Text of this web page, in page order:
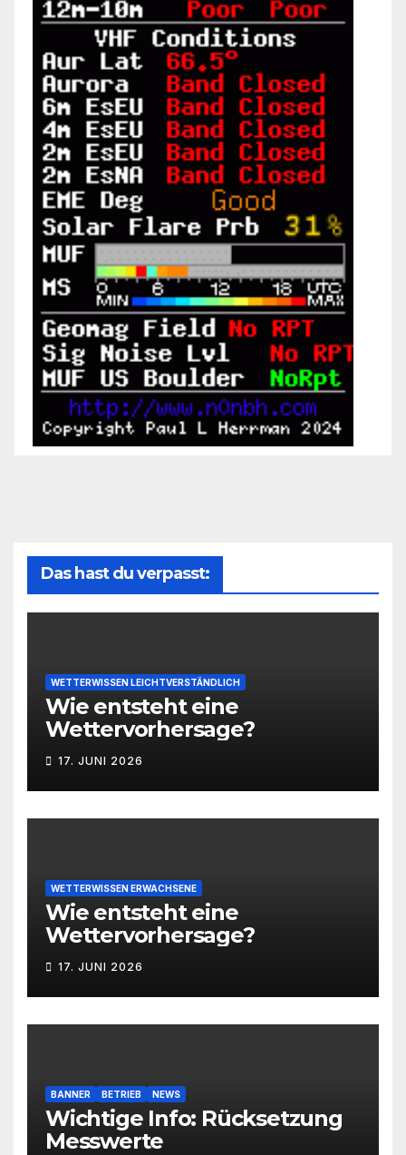
Das hast du verpasst:
WETTERWISSEN LEICHTVERSTÄNDLICH
Wie entsteht eine
Wettervorhersage?
17. JUNI 2026
WETTERWISSEN ERWACHSENE
Wie entsteht eine
Wettervorhersage?
17. JUNI 2026
BANNER BETRIEB NEWS
Wichtige Info: Rücksetzung
Messwerte